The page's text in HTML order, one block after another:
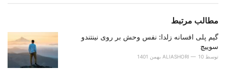
مطالب مرتبط
گیم پلی افسانه زلدا: نفس وحش بر روی نینتندو
سوییچ
توسط ALIASHORI 10 بهمن 1401